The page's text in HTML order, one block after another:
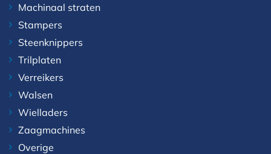
Machinaal straten
Stampers
Steenknippers
Trilplaten
Verreikers
Walsen
Wielladers
Zaagmachines
Overige